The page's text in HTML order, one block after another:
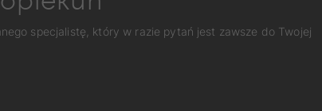
specjalistę, który w razie pytań jest zawsze do Twojej